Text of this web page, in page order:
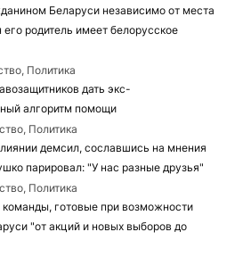
Беларуси независимо от места
родитель имеет белорусское
Политика
дать экс-
алгоритм помощи
Политика
демсил, сославшись на мнения
парировал: "У нас разные друзья"
Политика
готовые при возможности
"от акций и новых выборов до